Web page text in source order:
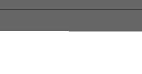
Babyschale